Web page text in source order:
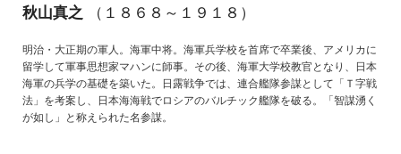
秋山真之 （１８６８～１９１８）
明治・大正期の軍人。海軍中将。海軍兵学校を首席で卒業後、アメリカに
留学して軍事思想家マハンに師事。その後、海軍大学校教官となり、日本
海軍の兵学の基礎を築いた。日露戦争では、連合艦隊参謀として「Ｔ字戦
法」を考案し、日本海海戦でロシアのバルチック艦隊を破る。「智謀湧く
が如し」と称えられた名参謀。